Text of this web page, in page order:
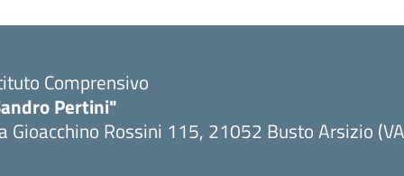
Comprensivo
Pertini"
Gioacchino Rossini 115, 21052 Busto Arsizio